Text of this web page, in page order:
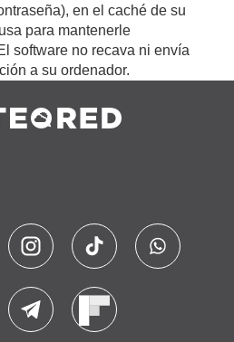
en el caché de su
para mantenerle
software no recava ni envía
a su ordenador.